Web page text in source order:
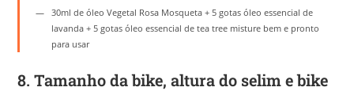
30ml de óleo Vegetal Rosa Mosqueta + 5 gotas óleo essencial de
lavanda + 5 gotas óleo essencial de tea tree misture bem e pronto
para usar
8.Tamanho da bike, altura do selim e bike